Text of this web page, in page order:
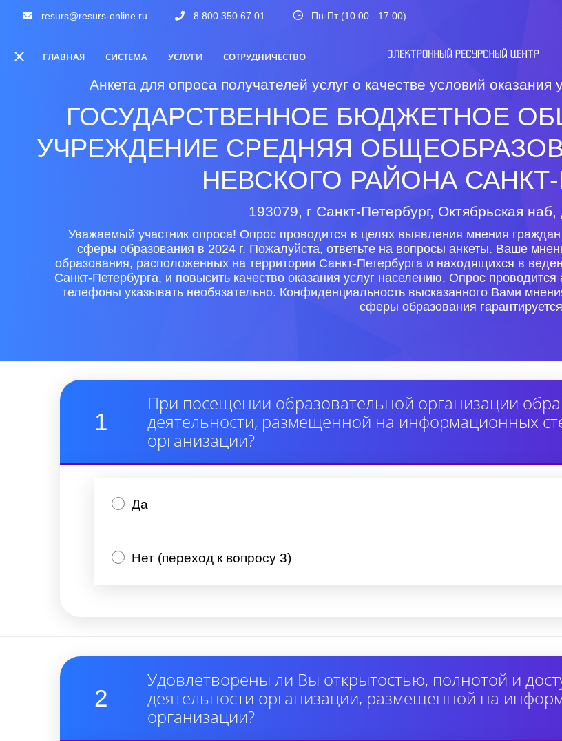
resurs@resurs-online.ru 8 800 350 67 01 Пн-Пт (10.00 - 17.00)
ГЛАВНАЯ СИСТЕМА УСЛУГИ СОТРУДНИЧЕСТВО
Анкета для опроса получателей услуг о качестве условий
ГОСУДАРСТВЕННОЕ БЮДЖЕТНОЕ
УЧРЕЖДЕНИЕ СРЕДНЯЯ
НЕВСКОГО РАЙОНА
193079, г Санкт-Петербург, Октябрьская
Уважаемый участник опроса! Опрос проводится в целях выявления мнения граждан
сферы образования в 2024 г. Пожалуйста, ответьте на вопросы анкеты. Ваше
образования, расположенных на территории Санкт-Петербурга и находящихся в
Санкт-Петербурга, и повысить качество оказания услуг населению. Опрос
телефоны указывать необязательно. Конфиденциальность высказанного Вами
сферы образования
1
При посещении образовательной организации
деятельности, размещенной на информационных
организации?
Да
Нет (переход к вопросу 3)
2
Удовлетворены ли Вы открытостью, полнотой и
деятельности организации, размещенной на
организации?